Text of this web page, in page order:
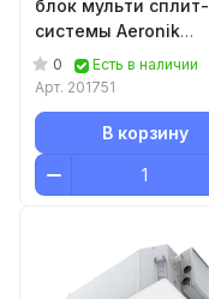
блок мульти сплит-
системы Aeronik
Multizone ASI-
12CHMZК(AKH(12)BA-
0
Есть в наличии
Арт. 201751
В корзину